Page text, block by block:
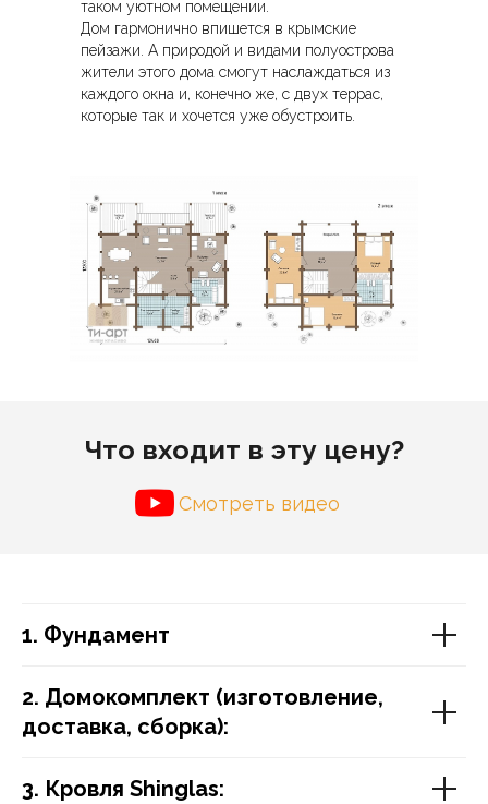
таком уютном помещении.
Дом гармонично впишется в крымские
пейзажи. А природой и видами полуострова
жители этого дома смогут наслаждаться из
каждого окна и, конечно же, с двух террас,
которые так и хочется уже обустроить.
Что входит в эту цену?
Смотреть видео
1. Фундамент
2. Домокомплект (изготовление,
доставка, сборка):
3. Кровля Shinglas: